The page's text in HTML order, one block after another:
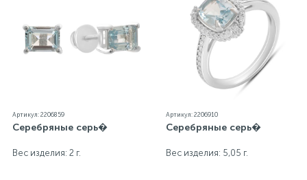
Артикул: 2206859
Серебряные серь�
Вес изделия: 2 г.
Артикул: 2206910
Серебряные серь�
Вес изделия: 5,05 г.